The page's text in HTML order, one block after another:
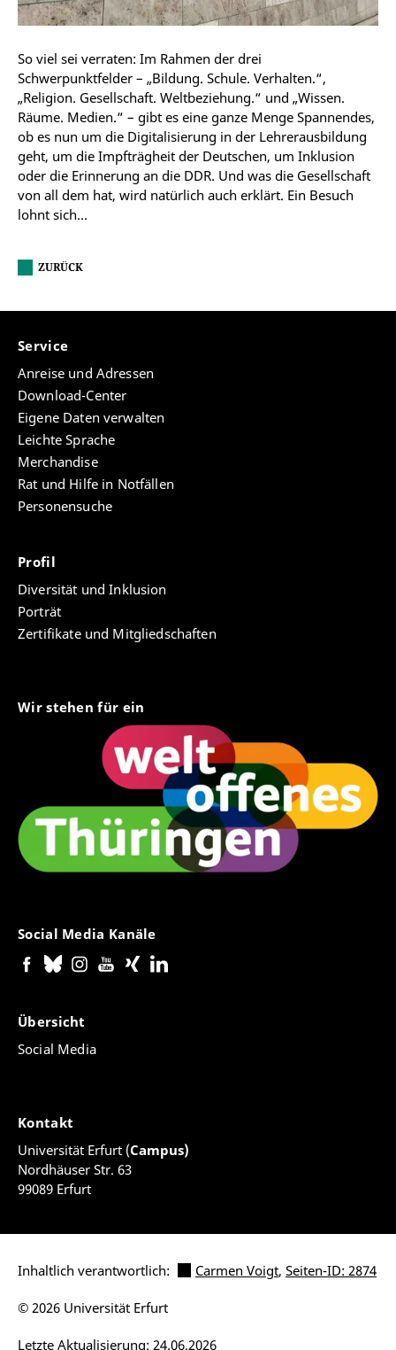
So viel sei verraten: Im Rahmen der drei
Schwerpunktfelder – „Bildung. Schule. Verhalten.“,
„Religion. Gesellschaft. Weltbeziehung.“ und „Wissen.
Räume. Medien.“ – gibt es eine ganze Menge Spannendes,
ob es nun um die Digitalisierung in der Lehrerausbildung
geht, um die Impfträgheit der Deutschen, um Inklusion
oder die Erinnerung an die DDR. Und was die Gesellschaft
von all dem hat, wird natürlich auch erklärt. Ein Besuch
lohnt sich…
ZURÜCK
Service
Anreise und Adressen
Download-Center
Eigene Daten verwalten
Leichte Sprache
Merchandise
Rat und Hilfe in Notfällen
Personensuche
Profil
Diversität und Inklusion
Porträt
Zertifikate und Mitgliedschaften
Wir stehen für ein
Social Media Kanäle
Übersicht
Social Media
Kontakt
Universität Erfurt (Campus)
Nordhäuser Str. 63
99089 Erfurt
Inhaltlich verantwortlich: Carmen Voigt, Seiten-ID: 2874
Letzte Aktualisierung: 24.06.2026
© 2026 Universität Erfurt